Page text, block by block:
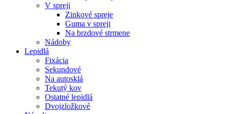
V spreji
Zinkové spreje
Guma v spreji
Na brzdové strmene
Nádoby
Lepidlá
Fixácia
Sekundové
Na autosklá
Tekutý kov
Ostatné lepidlá
Dvojzložkové